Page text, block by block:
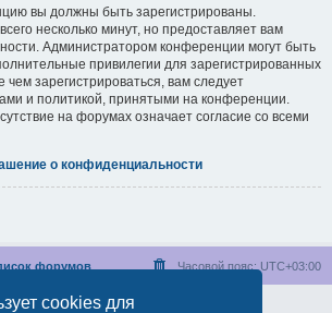
cookies для
вы должны быть зарегистрированы.
несколько минут, но предоставляет вам
Администратором конференции могут быть
привилегии для зарегистрированных
зарегистрироваться, вам следует
и политикой, принятыми на конференции.
на форумах означает согласие со всеми
о конфиденциальности
форумов Часовой пояс: UTC+03:00
phpBB® Forum Software © phpBB Limited